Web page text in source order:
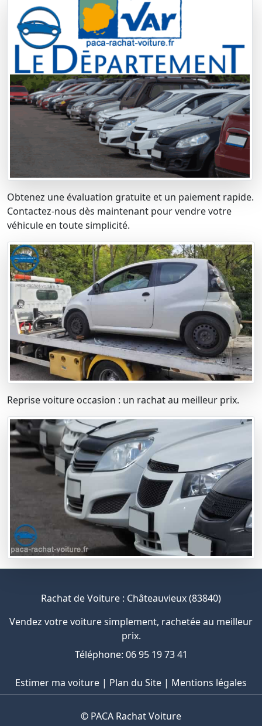
Obtenez une évaluation gratuite et un paiement rapide.
Contactez-nous dès maintenant pour vendre votre
véhicule en toute simplicité.
Reprise voiture occasion : un rachat au meilleur prix.
Rachat de Voiture : Châteauvieux (83840)
Vendez votre voiture simplement, rachetée au meilleur
prix.
Téléphone: 06 95 19 73 41
Estimer ma voiture | Plan du Site | Mentions légales
© PACA Rachat Voiture